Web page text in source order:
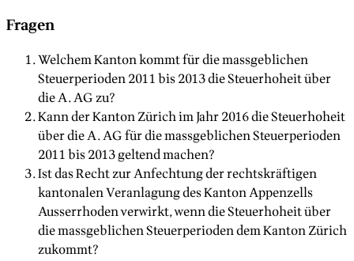
Fragen
Welchem Kanton kommt für die massgeblichen
Steuerperioden 2011 bis 2013 die Steuerhoheit über
die A. AG zu?
Kann der Kanton Zürich im Jahr 2016 die Steuerhoheit
über die A. AG für die massgeblichen Steuerperioden
2011 bis 2013 geltend machen?
Ist das Recht zur Anfechtung der rechtskräftigen
kantonalen Veranlagung des Kanton Appenzells
Ausserrhoden verwirkt, wenn die Steuerhoheit über
die massgeblichen Steuerperioden dem Kanton Zürich
zukommt?